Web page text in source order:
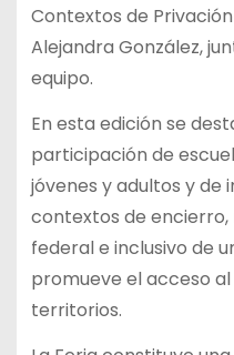
Contextos de
Alejandra González,
equipo.
En esta edición se
participación de
jóvenes y adultos y de
contextos de
federal e inclusivo de
promueve el acceso
territorios.